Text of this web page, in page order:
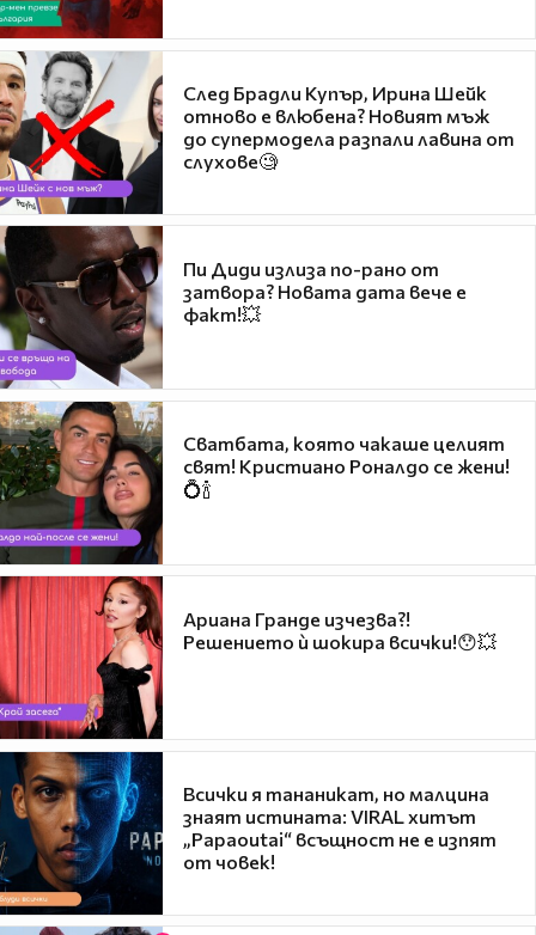
След Брадли Купър, Ирина Шейк
отново е влюбена? Новият мъж
до супермодела разпали лавина от
слухове🧐
Пи Диди излиза по-рано от
затвора? Новата дата вече е
факт!💥
Сватбата, която чакаше целият
свят! Кристиано Роналдо се жени!
💍🍾
Ариана Гранде изчезва?!
Решението ѝ шокира всички!😯💥
Всички я тананикат, но малцина
знаят истината: VIRAL хитът
„Papaoutai“ всъщност не е изпят
от човек!